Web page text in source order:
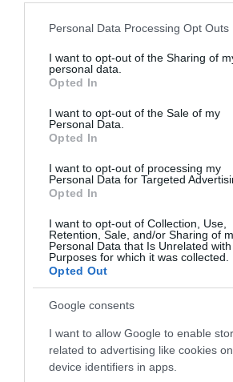
Please note that this website/app uses
not limited to your visit or usage
grant or deny consent to Google and its
use your data for below specified
consent section.
Personal Data Processing Opt Outs
I want to opt-out of the Sharing of
personal data.
Opted In
I want to opt-out of the Sale of my
Personal Data.
Opted In
I want to opt-out of processing my
Personal Data for Targeted
Opted In
I want to opt-out of Collection, Use,
Retention, Sale, and/or Sharing of
Personal Data that Is Unrelated
Purposes for which it was collected.
Opted Out
Google consents
I want to allow Google to enable
related to advertising like cookies
device identifiers in apps.
EGY ELSÜLLYEDT HAJÓ
A RUHA, AMELY TÚLÉLTE A
TENGERT
EGY
DAVID ATTENBOROUGH 100
ÉVES: AZ EMBER, AKI
NOBEL-